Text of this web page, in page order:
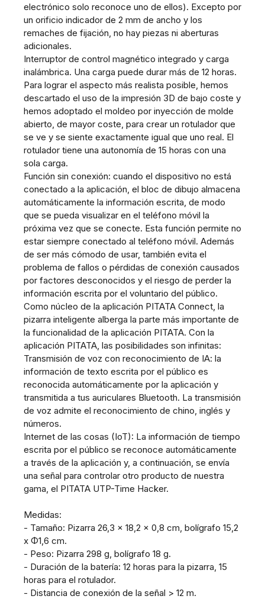
electrónico solo reconoce uno de ellos). Excepto por
un orificio indicador de 2 mm de ancho y los
remaches de fijación, no hay piezas ni aberturas
adicionales.
Interruptor de control magnético integrado y carga
inalámbrica. Una carga puede durar más de 12 horas.
Para lograr el aspecto más realista posible, hemos
descartado el uso de la impresión 3D de bajo coste y
hemos adoptado el moldeo por inyección de molde
abierto, de mayor coste, para crear un rotulador que
se ve y se siente exactamente igual que uno real. El
rotulador tiene una autonomía de 15 horas con una
sola carga.
Función sin conexión: cuando el dispositivo no está
conectado a la aplicación, el bloc de dibujo almacena
automáticamente la información escrita, de modo
que se pueda visualizar en el teléfono móvil la
próxima vez que se conecte. Esta función permite no
estar siempre conectado al teléfono móvil. Además
de ser más cómodo de usar, también evita el
problema de fallos o pérdidas de conexión causados
por factores desconocidos y el riesgo de perder la
información escrita por el voluntario del público.
Como núcleo de la aplicación PITATA Connect, la
pizarra inteligente alberga la parte más importante de
la funcionalidad de la aplicación PITATA. Con la
aplicación PITATA, las posibilidades son infinitas:
Transmisión de voz con reconocimiento de IA: la
información de texto escrita por el público es
reconocida automáticamente por la aplicación y
transmitida a tus auriculares Bluetooth. La transmisión
de voz admite el reconocimiento de chino, inglés y
números.
Internet de las cosas (IoT): La información de tiempo
escrita por el público se reconoce automáticamente
a través de la aplicación y, a continuación, se envía
una señal para controlar otro producto de nuestra
gama, el PITATA UTP-Time Hacker.
Medidas:
- Tamaño: Pizarra 26,3 x 18,2 x 0,8 cm, bolígrafo 15,2
x Φ1,6 cm.
- Peso: Pizarra 298 g, bolígrafo 18 g.
- Duración de la batería: 12 horas para la pizarra, 15
horas para el rotulador.
- Distancia de conexión de la señal > 12 m.